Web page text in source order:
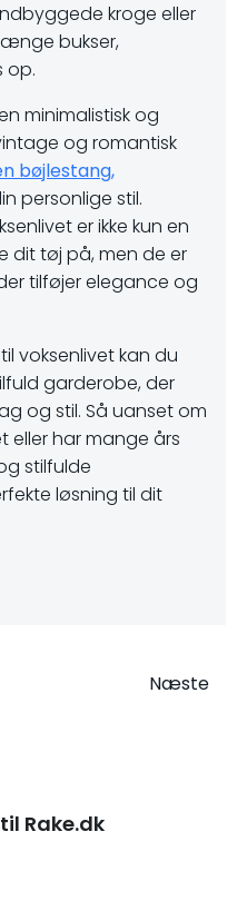
kroge eller
bukser,
op.
minimalistisk og
og romantisk
bøjlestang,
personlige stil.
er ikke kun en
dit tøj på, men de er
tilføjer elegance og
voksenlivet kan du
garderobe, der
og stil. Så uanset om
eller har mange års
stilfulde
løsning til dit
Næste
Rake.dk